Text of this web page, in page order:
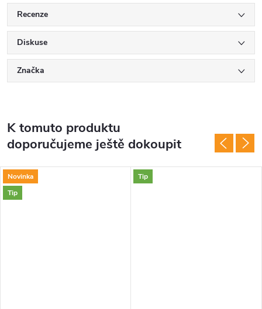
Recenze
Diskuse
Značka
K tomuto produktu
doporučujeme ještě dokoupit
Novinka
Tip
Tip